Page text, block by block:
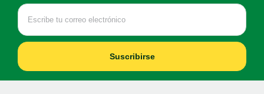
Suscribirse